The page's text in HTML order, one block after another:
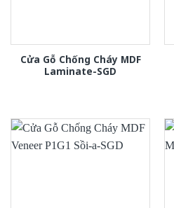
Cửa Gỗ Chống Cháy MDF
Laminate-SGD